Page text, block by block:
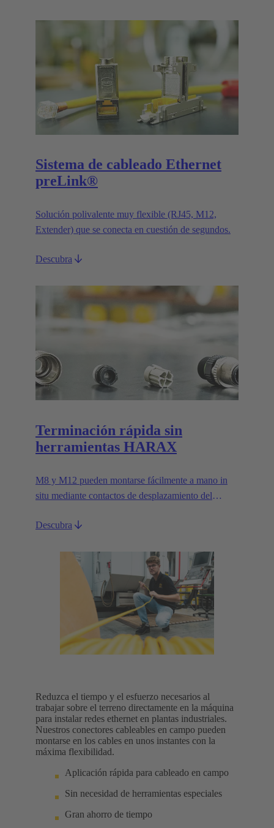
Sistema de cableado Ethernet
preLink®
Solución polivalente muy flexible (RJ45, M12,
Extender) que se conecta en cuestión de segundos.
Descubra
Terminación rápida sin
herramientas HARAX
M8 y M12 pueden montarse fácilmente a mano in
situ mediante contactos de desplazamiento del
Descubra
Reduzca el tiempo y el esfuerzo necesarios al
trabajar sobre el terreno directamente en la máquina
para instalar redes ethernet en plantas industriales.
Nuestros conectores cableables en campo pueden
montarse en los cables en unos instantes con la
máxima flexibilidad.
Aplicación rápida para cableado en campo
Sin necesidad de herramientas especiales
Gran ahorro de tiempo